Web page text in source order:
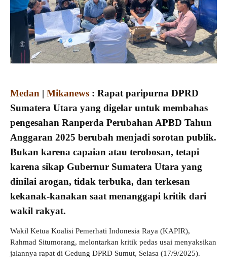
Medan | Mikanews : Rapat paripurna DPRD
Sumatera Utara yang digelar untuk membahas
pengesahan Ranperda Perubahan APBD Tahun
Anggaran 2025 berubah menjadi sorotan publik.
Bukan karena capaian atau terobosan, tetapi
karena sikap Gubernur Sumatera Utara yang
dinilai arogan, tidak terbuka, dan terkesan
kekanak-kanakan saat menanggapi kritik dari
wakil rakyat.
Wakil Ketua Koalisi Pemerhati Indonesia Raya (KAPIR),
Rahmad Situmorang, melontarkan kritik pedas usai menyaksikan
jalannya rapat di Gedung DPRD Sumut, Selasa (17/9/2025).